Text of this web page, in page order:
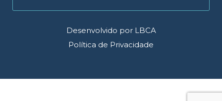
Desenvolvido por LBCA
Política de Privacidade